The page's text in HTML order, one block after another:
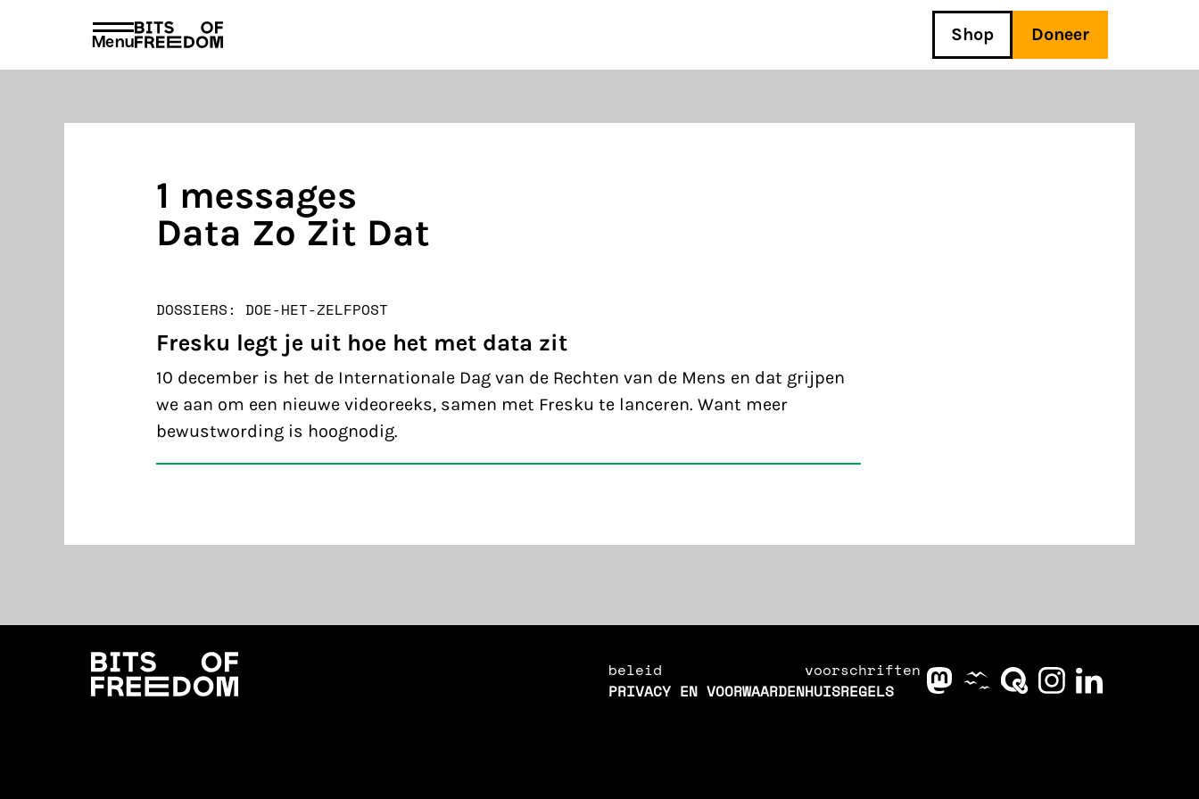
Menu
Search
for:
Shop Doneer
PRIVACY EN VOORWAARDEN
1 messages
Data Zo Zit Dat
DOSSIERS: DOE-HET-ZELFPOST
Fresku legt je uit hoe het met data zit
10 december is het de Internationale Dag van de Rechten van de Mens en dat grijpen
we aan om een nieuwe videoreeks, samen met Fresku te lanceren. Want meer
bewustwording is hoognodig.
beleid
PRIVACY EN VOORWAARDEN
voorschriften
HUISREGELS